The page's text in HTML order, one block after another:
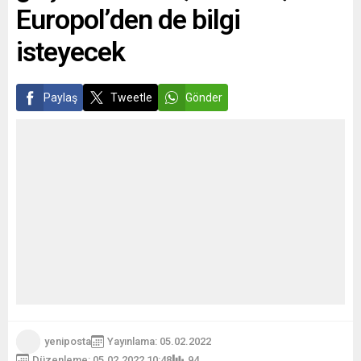
Europol’den de bilgi
isteyecek
Paylaş Tweetle Gönder
yeniposta
Yayınlama: 05.02.2022